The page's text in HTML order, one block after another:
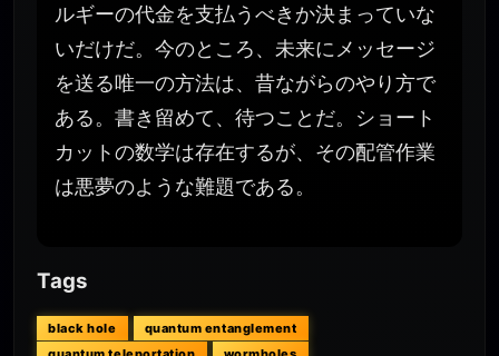
ルギーの代金を支払うべきか決まっていな
いだけだ。今のところ、未来にメッセージ
を送る唯一の方法は、昔ながらのやり方で
ある。書き留めて、待つことだ。ショート
カットの数学は存在するが、その配管作業
は悪夢のような難題である。
Tags
black hole
quantum entanglement